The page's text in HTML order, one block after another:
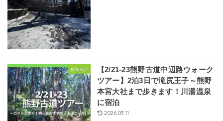
お知らせ
【2/21-23熊野古道中辺路ウォーク
ツアー】2泊3日で滝尻王子～熊野
本宮大社まで歩きます！川湯温泉
に宿泊
2026.03.11